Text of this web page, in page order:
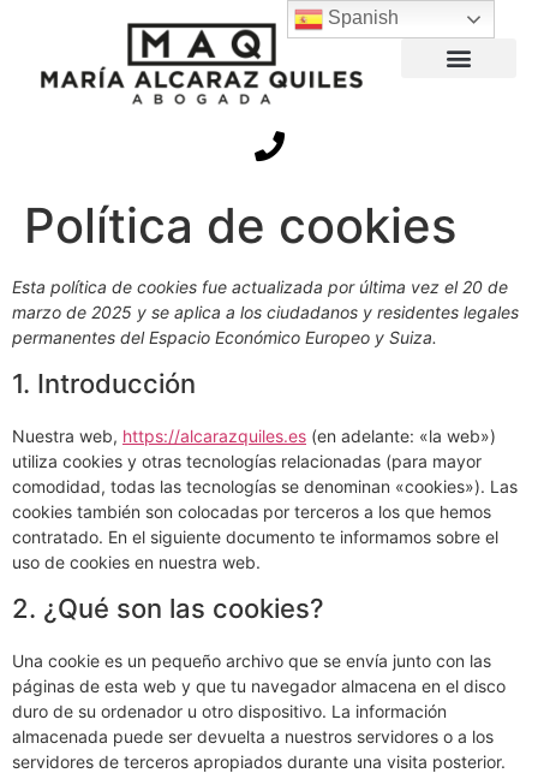
Política de cookies
Esta política de cookies fue actualizada por última vez el 20 de
marzo de 2025 y se aplica a los ciudadanos y residentes legales
permanentes del Espacio Económico Europeo y Suiza.
1. Introducción
Nuestra web, https://alcarazquiles.es (en adelante: «la web»)
utiliza cookies y otras tecnologías relacionadas (para mayor
comodidad, todas las tecnologías se denominan «cookies»). Las
cookies también son colocadas por terceros a los que hemos
contratado. En el siguiente documento te informamos sobre el
uso de cookies en nuestra web.
2. ¿Qué son las cookies?
Una cookie es un pequeño archivo que se envía junto con las
páginas de esta web y que tu navegador almacena en el disco
duro de su ordenador u otro dispositivo. La información
almacenada puede ser devuelta a nuestros servidores o a los
servidores de terceros apropiados durante una visita posterior.
Spanish